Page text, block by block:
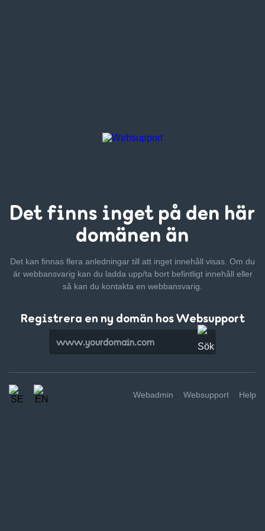
Det finns inget på den här
domänen än
Det kan finnas flera anledningar till att inget innehåll visas. Om du
är webbansvarig kan du ladda upp/ta bort befintligt innehåll eller
så kan du kontakta en webbansvarig.
Registrera en ny domän hos Websupport
Webadmin Websupport Help